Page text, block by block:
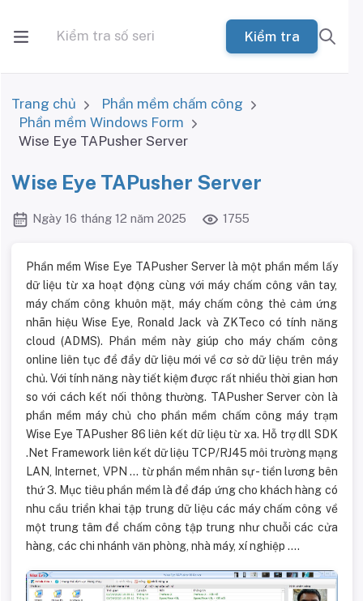
Kiểm tra
Trang chủ
Phần mềm chấm công
Phần mềm Windows Form
Wise Eye TAPusher Server
Wise Eye TAPusher Server
Ngày 16 tháng 12 năm 2025 1755
Phần mềm Wise Eye TAPusher Server là một phần mềm lấy
dữ liệu từ xa hoạt động cùng với máy chấm công vân tay,
máy chấm công khuôn mặt, máy chấm công thẻ cảm ứng
nhãn hiệu Wise Eye, Ronald Jack và ZKTeco có tính năng
cloud (ADMS). Phần mềm này giúp cho máy chấm công
online liên tục để đẩy dữ liệu mới về cơ sở dữ liệu trên máy
chủ. Với tính năng này tiết kiệm được rất nhiều thời gian hơn
so với cách kết nối thông thường. TAPusher Server còn là
phần mềm máy chủ cho phần mềm chấm công máy trạm
Wise Eye TAPusher 86 liên kết dữ liệu từ xa. Hỗ trợ dll SDK
.Net Framework liên kết dữ liệu TCP/RJ45 môi trường mạng
LAN, Internet, VPN ... từ phần mềm nhân sự - tiền lương bên
thứ 3. Mục tiêu phần mềm là để đáp ứng cho khách hàng có
nhu cầu triển khai tập trung dữ liệu các máy chấm công về
một trung tâm để chấm công tập trung như chuỗi các cửa
hàng, các chi nhánh văn phòng, nhà máy, xí nghiệp ....